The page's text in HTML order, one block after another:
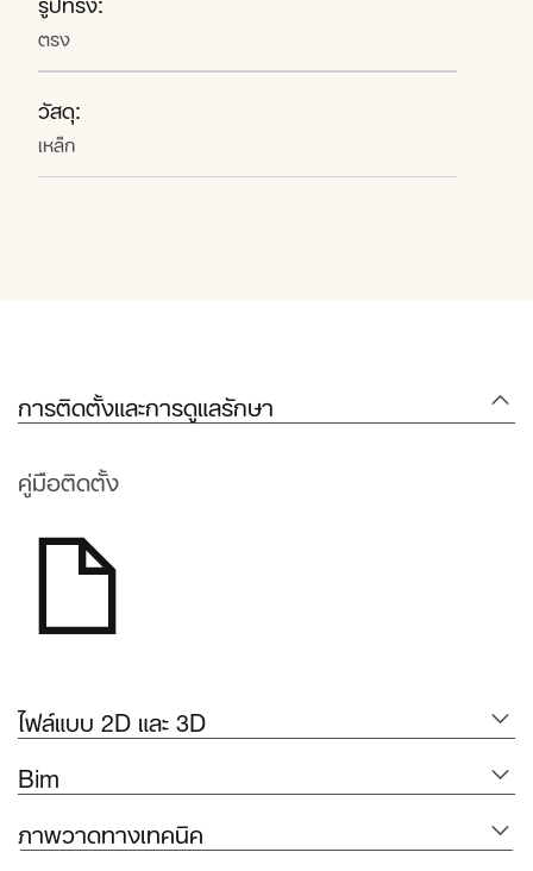
ตรง
วัสดุ:
เหล็ก
การติดตั้งและการดูแลรักษา
คู่มือติดตั้ง
ไฟล์แบบ 2D และ 3D
Bim
ภาพวาดทางเทคนิค